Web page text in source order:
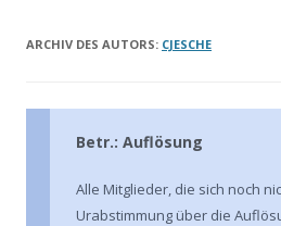
ARCHIV DES AUTORS: CJESCHE
Betr.: Auflösung
Alle Mitglieder, die sich noch
Urabstimmung über die